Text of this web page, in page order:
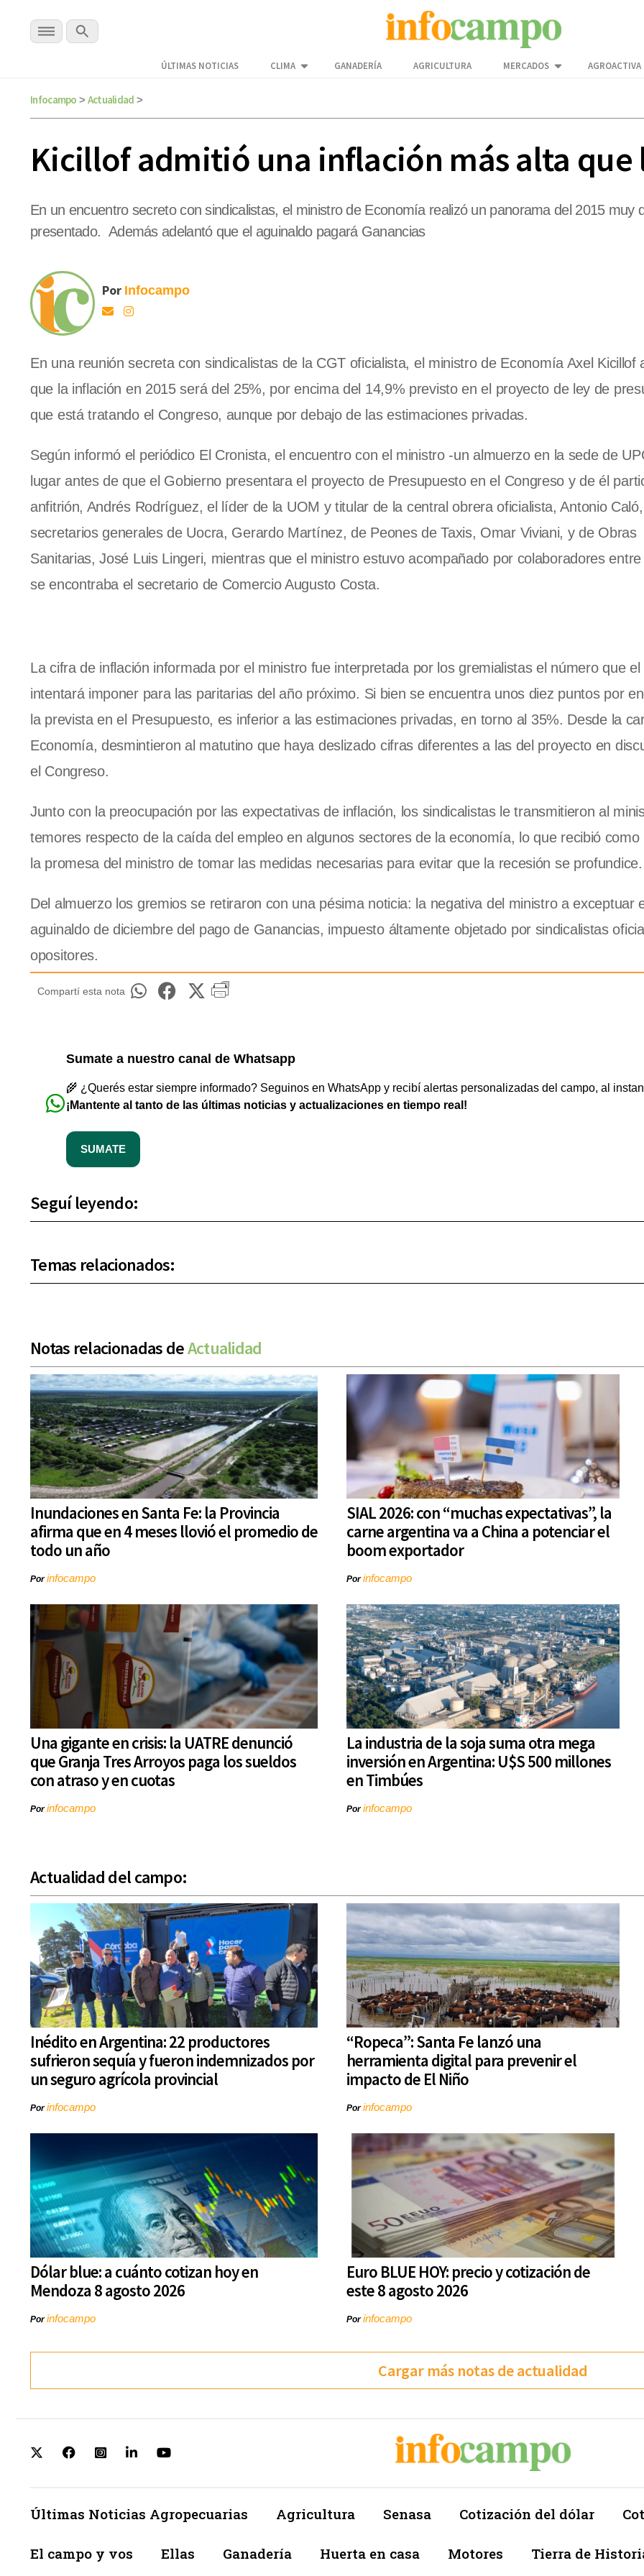
ÚLTIMAS NOTICIAS CLIMA GANADERÍA AGRICULTURA MERCADOS AGROACTIVA
Infocampo > Actualidad >
Kicillof admitió una inflación más alta
En un encuentro secreto con sindicalistas, el ministro de Economía realizó un panorama del 2015 muy
presentado. Además adelantó que el aguinaldo pagará Ganancias
Por Infocampo
En una reunión secreta con sindicalistas de la CGT oficialista, el ministro de Economía Axel Kicillof
que la inflación en 2015 será del 25%, por encima del 14,9% previsto en el proyecto de ley de
que está tratando el Congreso, aunque por debajo de las estimaciones privadas.
Según informó el periódico El Cronista, el encuentro con el ministro -un almuerzo en la sede de
lugar antes de que el Gobierno presentara el proyecto de Presupuesto en el Congreso y de él
anfitrión, Andrés Rodríguez, el líder de la UOM y titular de la central obrera oficialista, Antonio
secretarios generales de Uocra, Gerardo Martínez, de Peones de Taxis, Omar Viviani, y de Obras
Sanitarias, José Luis Lingeri, mientras que el ministro estuvo acompañado por colaboradores
se encontraba el secretario de Comercio Augusto Costa.
La cifra de inflación informada por el ministro fue interpretada por los gremialistas el número que
intentará imponer para las paritarias del año próximo. Si bien se encuentra unos diez puntos por
la prevista en el Presupuesto, es inferior a las estimaciones privadas, en torno al 35%. Desde la
Economía, desmintieron al matutino que haya deslizado cifras diferentes a las del proyecto en
el Congreso.
Junto con la preocupación por las expectativas de inflación, los sindicalistas le transmitieron al
temores respecto de la caída del empleo en algunos sectores de la economía, lo que recibió como
la promesa del ministro de tomar las medidas necesarias para evitar que la recesión se profundice.
Del almuerzo los gremios se retiraron con una pésima noticia: la negativa del ministro a exceptuar
aguinaldo de diciembre del pago de Ganancias, impuesto áltamente objetado por sindicalistas
opositores.
Compartí esta nota
Sumate a nuestro canal de Whatsapp
🌾 ¿Querés estar siempre informado? Seguinos en WhatsApp y recibí alertas personalizadas del campo, al
¡Mantente al tanto de las últimas noticias y actualizaciones en tiempo real!
SUMATE
Seguí leyendo:
Temas relacionados:
Notas relacionadas deActualidad
Inundaciones en Santa Fe: la Provincia
afirma que en 4 meses llovió el promedio de
todo un año
Porinfocampo
SIAL 2026: con “muchas expectativas”, la
carne argentina va a China a potenciar el
boom exportador
Porinfocampo
Una gigante en crisis: la UATRE denunció
que Granja Tres Arroyos paga los sueldos
con atraso y en cuotas
Porinfocampo
La industria de la soja suma otra mega
inversión en Argentina: U$S 500 millones
en Timbúes
Porinfocampo
Actualidad del campo:
Inédito en Argentina: 22 productores
sufrieron sequía y fueron indemnizados por
un seguro agrícola provincial
Porinfocampo
“Ropeca”: Santa Fe lanzó una
herramienta digital para prevenir el
impacto de El Niño
Porinfocampo
Dólar blue: a cuánto cotizan hoy en
Mendoza 8 agosto 2026
Porinfocampo
Euro BLUE HOY: precio y cotización de
este 8 agosto 2026
Porinfocampo
Cargar más notas de actualidad
Últimas Noticias Agropecuarias Agricultura Senasa Cotización del dólar
El campo y vos Ellas Ganadería Huerta en casa Motores Tierra de